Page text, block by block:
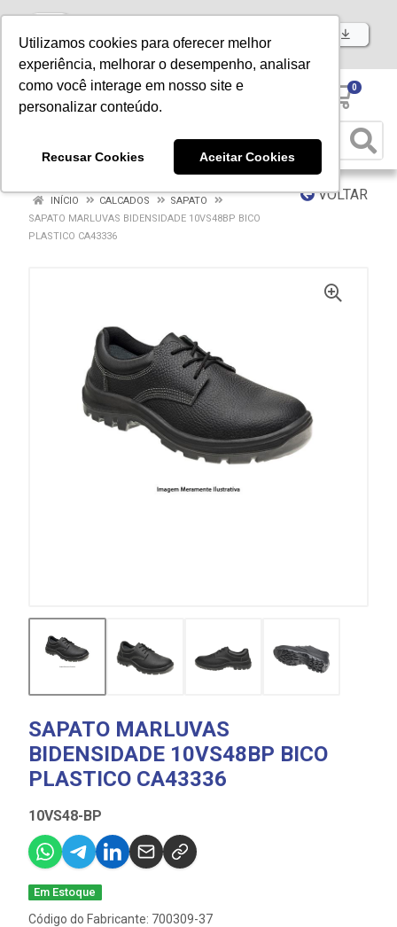
Utilizamos cookies para oferecer melhor
experiência, melhorar o desempenho, analisar
como você interage em nosso site e
personalizar conteúdo.
Recusar Cookies Aceitar Cookies
Baixe já nosso APP
0
VOLTAR
INÍCIO CALCADOS
SAPATO
SAPATO MARLUVAS BIDENSIDADE 10VS48BP BICO
PLASTICO CA43336
SAPATO MARLUVAS
BIDENSIDADE 10VS48BP BICO
PLASTICO CA43336
10VS48-BP
Em Estoque
Código do Fabricante: 700309-37